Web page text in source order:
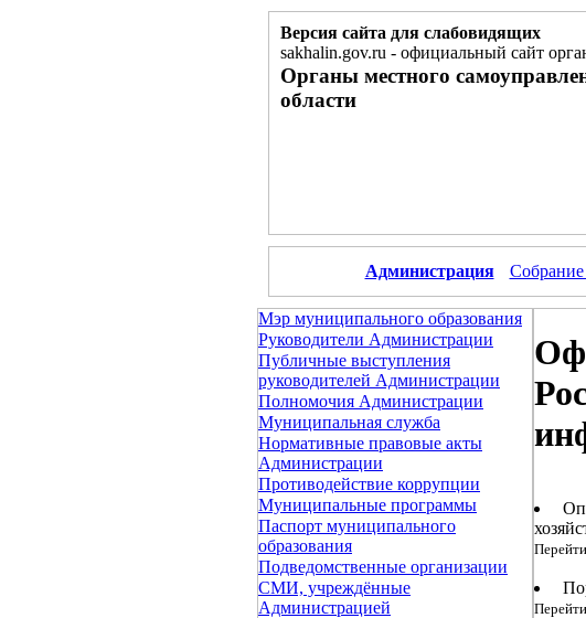
Версия сайта для слабовидящих
sakhalin.gov.ru - официальный сайт
Органы местного
области
Администрация Собрание
Мэр муниципального образования
Руководители Администрации
Публичные выступления
руководителей Администрации
Полномочия Администрации
Муниципальная служба
Нормативные правовые акты
Администрации
Противодействие коррупции
Муниципальные программы
Паспорт муниципального
образования
Подведомственные организации
СМИ, учреждённые
Администрацией